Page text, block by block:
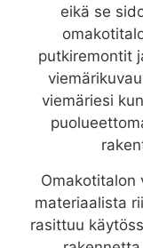
eikä se
putkiremontit
viemäriesi
Omakotitalon
materiaalista
rasittuu